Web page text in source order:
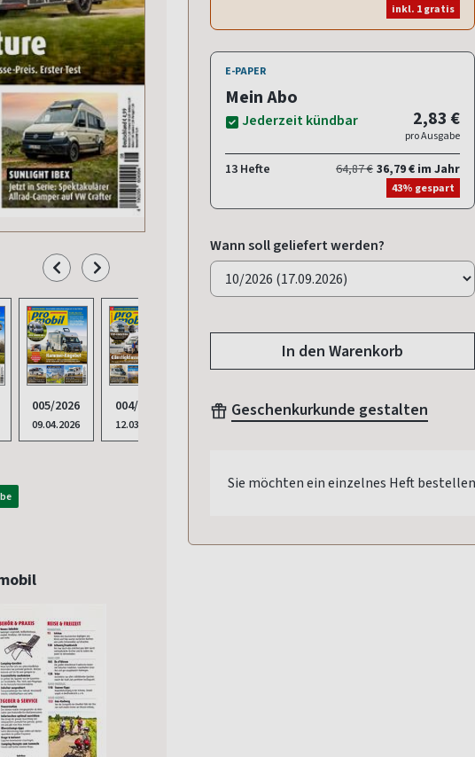
005/2026
09.04.2026
004/2026
12.03.2026
003/2026
12.02.2026
002/2026
08.01.2026
001/2026
11.12.2025
inkl. 1 gratis
E-PAPER
Mein Abo
Jederzeit kündbar 2,83 €
pro Ausgabe
13 Hefte 64,87 € 36,79 € im Jahr
43% gespart
Wann soll geliefert werden?
In den Warenkorb
Geschenkurkunde gestalten
Sie möchten ein einzelnes Heft